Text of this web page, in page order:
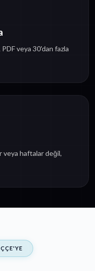
PDF veya 30'dan fazla
veya haftalar değil,